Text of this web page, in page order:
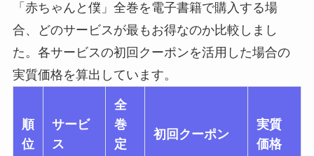
「赤ちゃんと僕」全巻を電子書籍で購入する場
合、どのサービスが最もお得なのか比較しまし
た。各サービスの初回クーポンを活用した場合の
実質価格を算出しています。
順
位
サービ
ス
全
巻
定
初回クーポン
実質
価格